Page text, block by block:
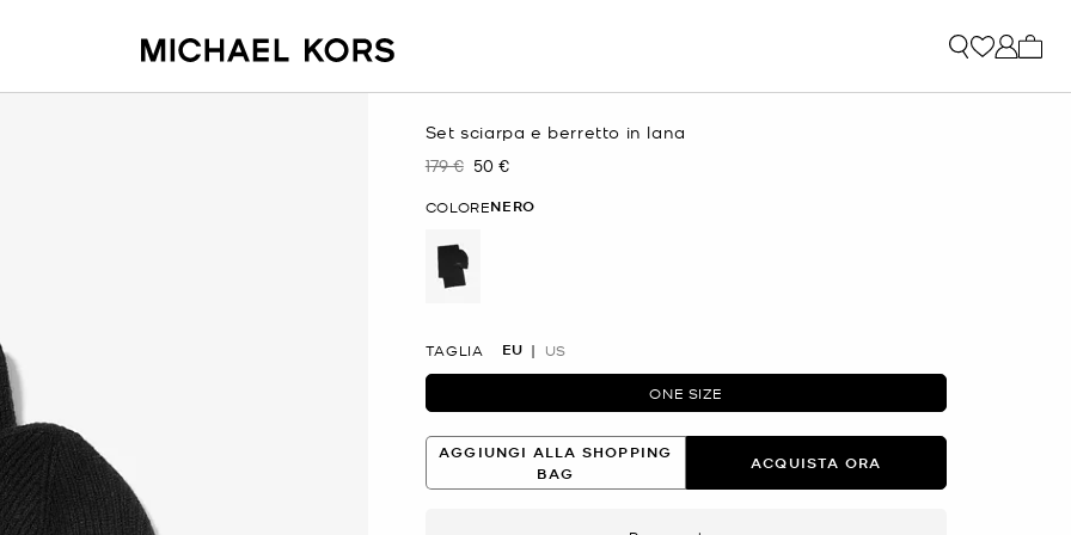
Set sciarpa e berretto in lana
Prezzo iniziale
179 € Prezzo attuale
50 €
COLORENERO
TAGLIA EU US
ONE SIZE
AGGIUNGI ALLA SHOPPING
BAG
ACQUISTA ORA